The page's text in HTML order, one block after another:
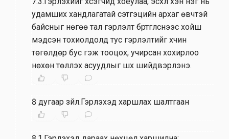
удамших хандлагатай сэтгэцийн архаг өвчтэй
байсныг нөгөө тал гэрлэлт бүртгүүлснээс хойш
мэдсэн тохиолдолд тус гэрлэлтийг хүчин
төгөлдөр бус гэж тооцох, учирсан хохирлоо
нөхөн төлүүлэх асуудлыг шүүх шийдвэрлэнэ.
8 дугаар зүйл.Гэрлэхэд харшлах шалтгаан